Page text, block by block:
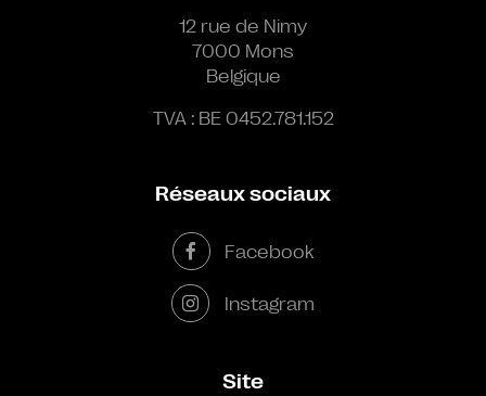
12 rue de Nimy
7000 Mons
Belgique
TVA : BE 0452.781.152
Réseaux sociaux
Facebook
Instagram
Site